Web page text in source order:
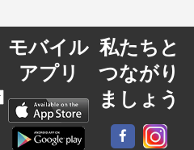
モバイル
アプリ
私たちと
つながり
ましょう